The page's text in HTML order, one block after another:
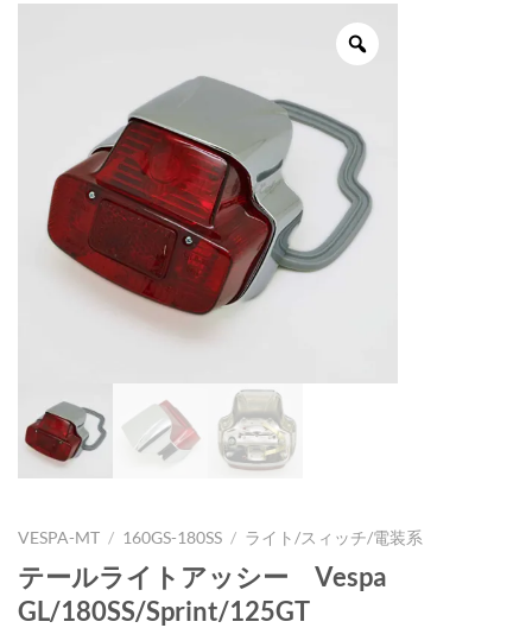
VESPA-MT / 160GS-180SS / ライト/スィッチ/電装系
テールライトアッシー Vespa
GL/180SS/Sprint/125GT